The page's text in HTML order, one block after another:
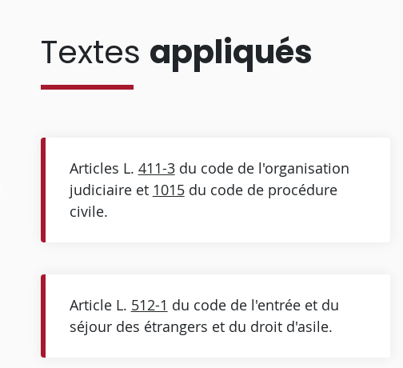
Textes appliqués
Articles L. 411-3du code de l'organisation
judiciaire et 1015du code de procédure
civile.
Article L. 512-1 du code de l'entrée et du
séjour des étrangers et du droit d'asile.